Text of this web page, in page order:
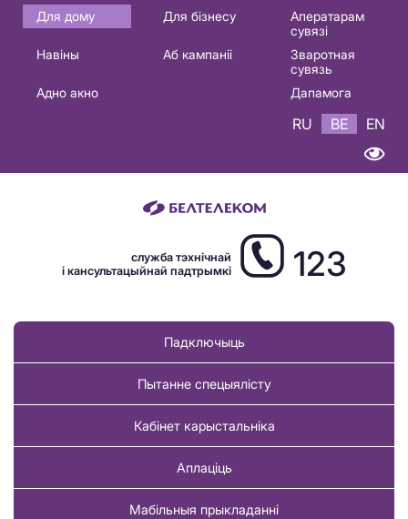
Основная
навигация
Для дому Для бізнесу
Аператарам
сувязі
Навіны
Аб кампаніі
Зваротная
сувязь
Адно акно
Дапамога
RU BE EN
служба тэхнічнай
і кансультацыйнай падтрымкі
123
Падключыць
Пытанне спецыялісту
Кабінет карыстальніка
Аплаціць
Мабільныя прыкладанні